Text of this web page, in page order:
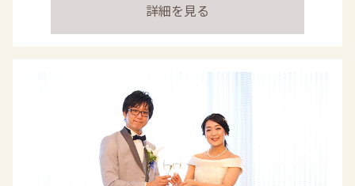
詳細を見る